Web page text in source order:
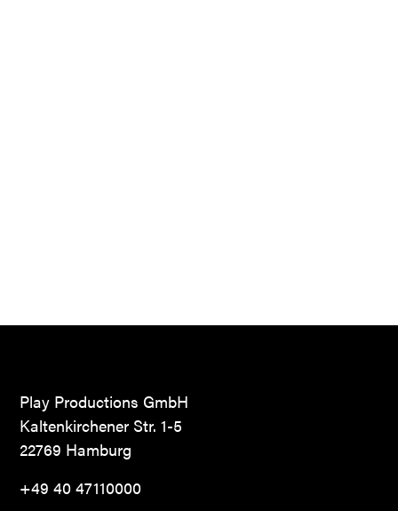
Play Productions GmbH
Kaltenkirchener Str. 1-5
22769 Hamburg
+49 40 47110000